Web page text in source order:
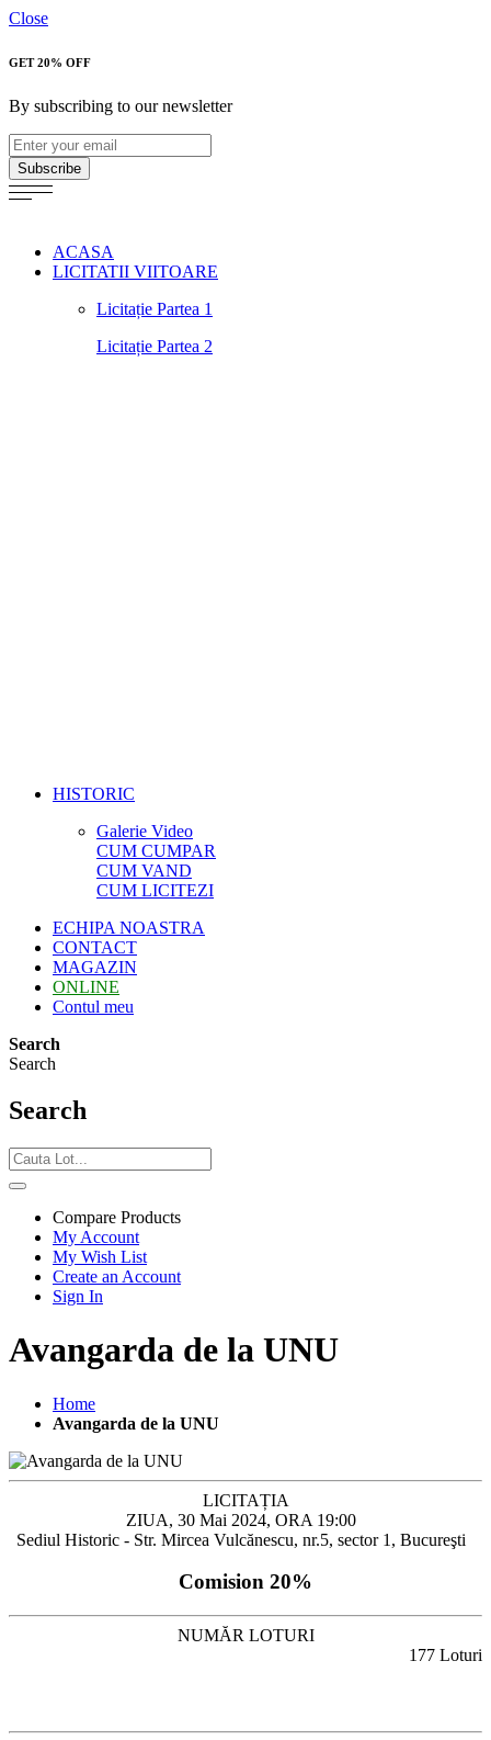
Close
GET 20% OFF
By subscribing to our newsletter
Subscribe
ACASA
LICITATII VIITOARE
Licitație Partea 1
Licitație Partea 2
HISTORIC
Galerie Video
CUM CUMPAR
CUM VAND
CUM LICITEZI
ECHIPA NOASTRA
CONTACT
MAGAZIN
ONLINE
Contul meu
Search
Search
Search
Compare Products
My Account
My Wish List
Create an Account
Sign In
Avangarda de la UNU
Home
Avangarda de la UNU
LICITAȚIA
ZIUA, 30 Mai 2024, ORA 19:00
Sediul Historic - Str. Mircea Vulcănescu, nr.5, sector 1, Bucureşti
Comision 20%
NUMĂR LOTURI
177 Loturi